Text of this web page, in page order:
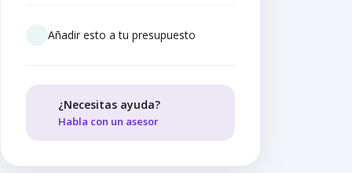
Añadir esto a tu presupuesto
¿Necesitas ayuda?
Habla con un asesor